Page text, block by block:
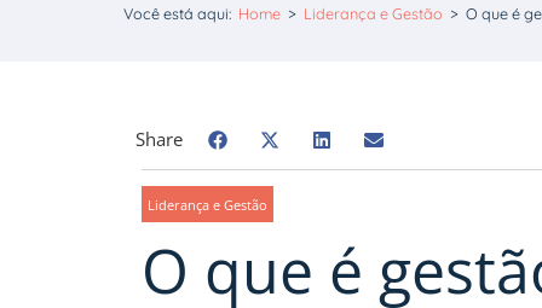
Você está aqui: Home > Liderança e Gestão > O que é
Share
Liderança e Gestão
O que é